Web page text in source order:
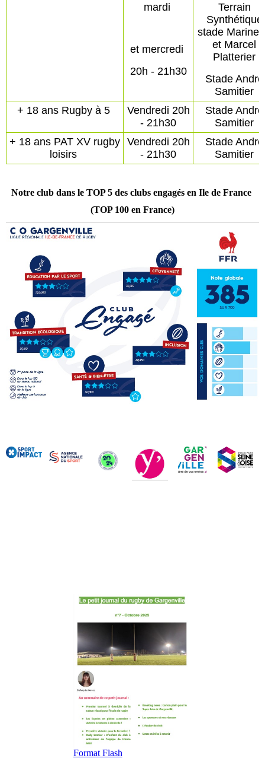
mardi
et mercredi
20h - 21h30
Terrain
Synthétique
stade
et Marcel
Platterier
Stade André
Samitier
+ 18 ans Rugby à 5
Vendredi 20h
- 21h30
Stade André
Samitier
+ 18 ans PAT XV rugby
loisirs
Vendredi 20h
- 21h30
Stade André
Samitier
Notre club dans le TOP 5 des clubs engagés en Ile de France
(TOP 100 en France)
Format Flash